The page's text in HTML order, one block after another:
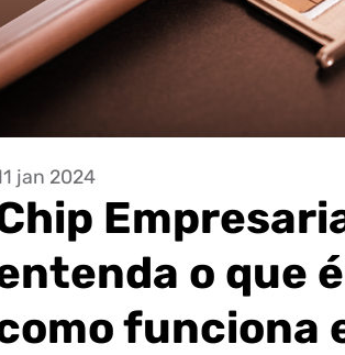
jan 2024
o que
funciona